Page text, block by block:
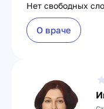
Нет свободных
О враче